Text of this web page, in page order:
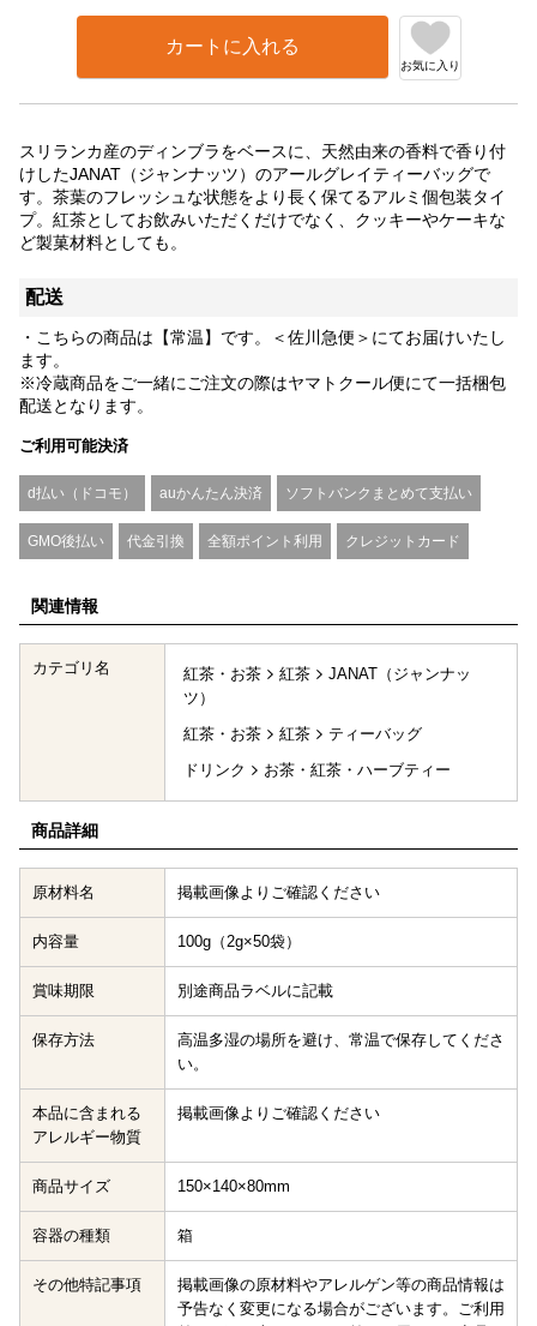
カートに入れる
お気に入り
スリランカ産のディンブラをベースに、天然由来の香料で香り付
けしたJANAT（ジャンナッツ）のアールグレイティーバッグで
す。茶葉のフレッシュな状態をより長く保てるアルミ個包装タイ
プ。紅茶としてお飲みいただくだけでなく、クッキーやケーキな
ど製菓材料としても。
配送
・こちらの商品は【常温】です。＜佐川急便＞にてお届けいたし
ます。
※冷蔵商品をご一緒にご注文の際はヤマトクール便にて一括梱包
配送となります。
ご利用可能決済
d払い（ドコモ） auかんたん決済 ソフトバンクまとめて支払い
GMO後払い 代金引換 全額ポイント利用 クレジットカード
関連情報
カテゴリ名 紅茶・お茶 紅茶
JANAT（ジャンナッ
ツ）
紅茶・お茶
紅茶
ティーバッグ
ドリンク
お茶・紅茶・ハーブティー
商品詳細
原材料名 掲載画像よりご確認ください
内容量 100g（2g×50袋）
賞味期限 別途商品ラベルに記載
保存方法
高温多湿の場所を避け、常温で保存してくださ
い。
本品に含まれる
アレルギー物質
掲載画像よりご確認ください
商品サイズ 150×140×80mm
容器の種類 箱
その他特記事項
掲載画像の原材料やアレルゲン等の商品情報は
予告なく変更になる場合がございます。ご利用